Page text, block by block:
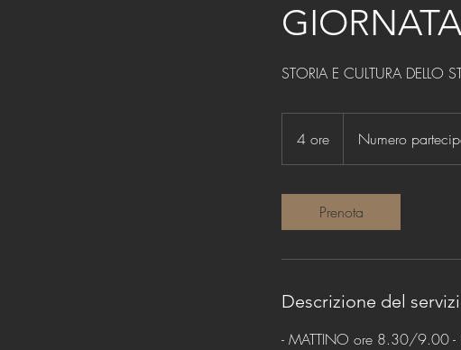
GIORNATA
STORIA E CULTURA DELLO
4 ore
o
Numero
Prenota
Descrizione del
- MATTINO ore 8.30/9.00